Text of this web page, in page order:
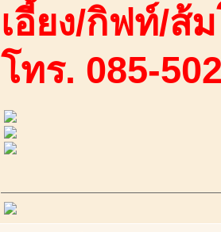
เอี้ยง/กิฟท์/ส้
โทร. 085-